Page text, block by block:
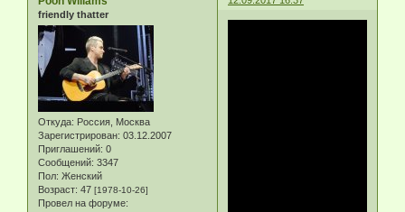
friendly thatter
Откуда: Россия, Москва
Зарегистрирован: 03.12.2007
Приглашений: 0
Сообщений: 3347
Пол: Женский
Возраст: 47 [1978-10-26]
Провел на форуме: